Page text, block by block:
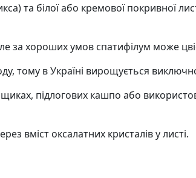
та білої або кремової покривної
за хороших умов спатифілум може
тому в Україні вирощується
підлогових кашпо або
вміст оксалатних кристалів у листі.